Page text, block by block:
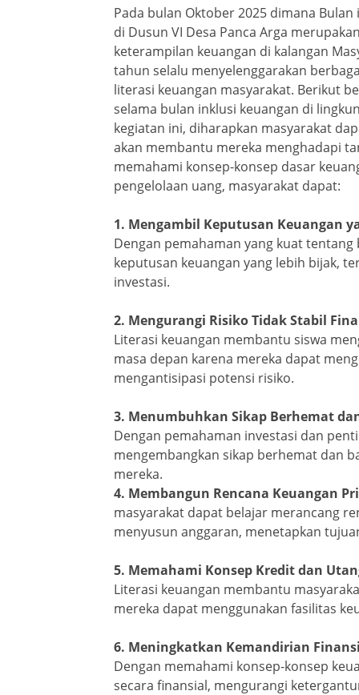
Pada bulan Oktober 2025 dimana Bulan
di Dusun VI Desa Panca Arga
keterampilan keuangan di kalangan
tahun selalu menyelenggarakan
literasi keuangan masyarakat. Berikut
selama bulan inklusi keuangan di
kegiatan ini, diharapkan masyarakat
akan membantu mereka menghadapi
memahami konsep-konsep dasar
pengelolaan uang, masyarakat dapat:
1. Mengambil Keputusan Keuangan
Dengan pemahaman yang kuat
keputusan keuangan yang lebih bijak,
investasi.
2. Mengurangi Risiko Tidak Stabil
Literasi keuangan membantu siswa
masa depan karena mereka dapat
mengantisipasi potensi risiko.
3. Menumbuhkan Sikap Berhemat
Dengan pemahaman investasi dan
mengembangkan sikap berhemat dan
mereka.
4. Membangun Rencana Keuangan
masyarakat dapat belajar merancang
menyusun anggaran, menetapkan
5. Memahami Konsep Kredit dan
Literasi keuangan membantu
mereka dapat menggunakan fasilitas
6. Meningkatkan Kemandirian
Dengan memahami konsep-konsep
secara finansial, mengurangi